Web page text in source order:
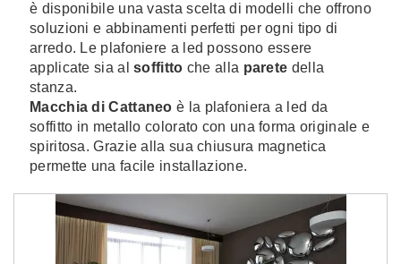
è disponibile una vasta scelta di modelli che offrono
soluzioni e abbinamenti perfetti per ogni tipo di
arredo. Le plafoniere a led possono essere
applicate sia alsoffitto che alla parete della
stanza.
Macchia di Cattaneo è la plafoniera a led da
soffitto in metallo colorato con una forma originale e
spiritosa. Grazie alla sua chiusura magnetica
permette una facile installazione.